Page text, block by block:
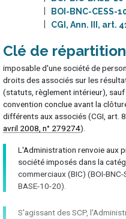
BOI-BNC-CESS-
CGI, Ann. III, art.
Clé de répartition
imposable d'une société de
droits des associés sur les
(statuts, règlement intérieur), sauf
convention conclue avant la
différents aux associés (CGI, art.
avril 2008, n° 279274).
L'Administration renvoie aux
société imposés dans la
commerciaux (BIC) (BOI-BNC-
BASE-10-20).
S'agissant des SCP,